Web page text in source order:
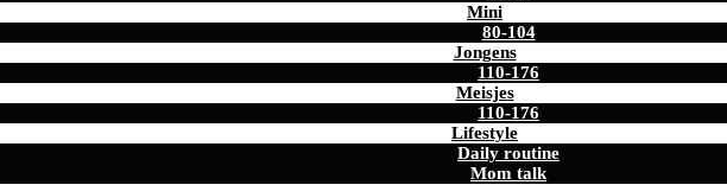
Mini
80-104
Jongens
110-176
Meisjes
110-176
Lifestyle
Daily routine
Mom talk